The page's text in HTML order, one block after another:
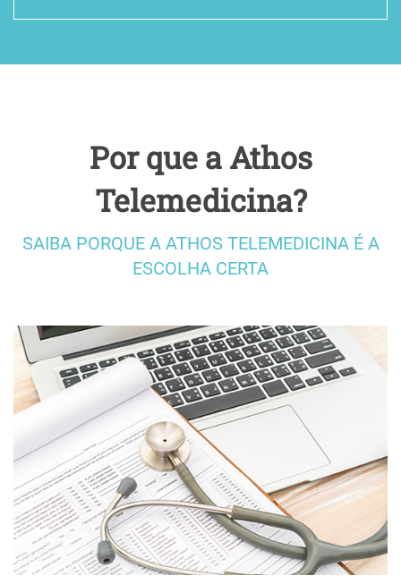
Laudo de Acuidade Visual na Telemedicina
Laudo de Raio-X Padrão OIT
Laudo de Raio-X Convencional
Laudo de Espirometria com Broncodilatador
Laudo de Eletroencefalograma Ocupacional
Laudo de Eletroencefalograma com Mapeamento Cerebral
Laudo de Eletroencefalograma Clínico
Laudo de Eletrocardiograma (ECG)
Laudo de Acuidade Visual
Por que a Athos
Telemedicina?
SAIBA PORQUE A ATHOS TELEMEDICINA É A
ESCOLHA CERTA